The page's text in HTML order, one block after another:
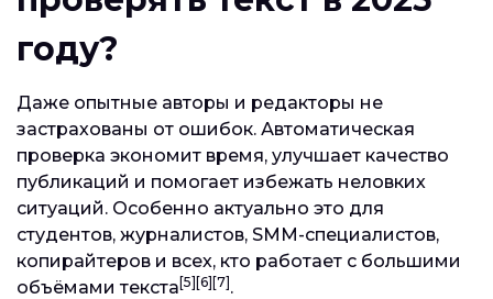
году?
Даже опытные авторы и редакторы не
застрахованы от ошибок. Автоматическая
проверка экономит время, улучшает качество
публикаций и помогает избежать неловких
ситуаций. Особенно актуально это для
студентов, журналистов, SMM-специалистов,
копирайтеров и всех, кто работает с большими
объёмами текста [5][6][7] .